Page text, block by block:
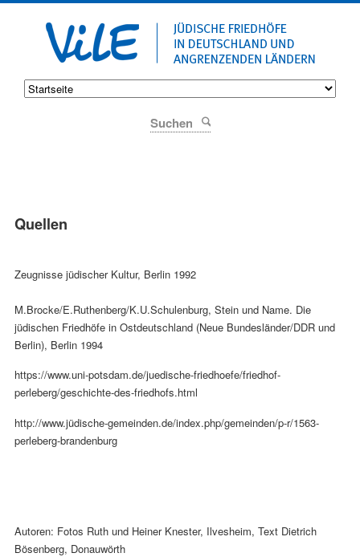
Quellen
Zeugnisse jüdischer Kultur, Berlin 1992
M.Brocke/E.Ruthenberg/K.U.Schulenburg, Stein und Name. Die
jüdischen Friedhöfe in Ostdeutschland (Neue Bundesländer/DDR und
Berlin), Berlin 1994
https://www.uni-potsdam.de/juedische-friedhoefe/friedhof-
perleberg/geschichte-des-friedhofs.html
http://www.jüdische-gemeinden.de/index.php/gemeinden/p-r/1563-
perleberg-brandenburg
Autoren: Fotos Ruth und Heiner Knester, Ilvesheim, Text Dietrich
Bösenberg, Donauwörth